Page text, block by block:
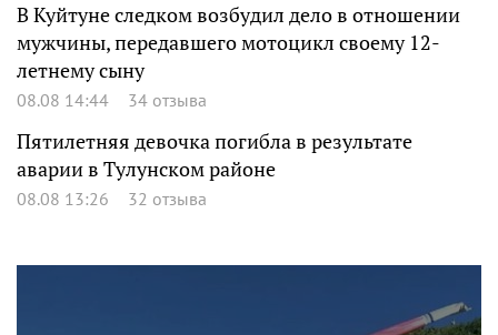
В Куйтуне следком возбудил дело в отношении
мужчины, передавшего мотоцикл своему 12-
летнему сыну
08.08 14:44 34 отзыва
Пятилетняя девочка погибла в результате
аварии в Тулунском районе
08.08 13:26 32 отзыва